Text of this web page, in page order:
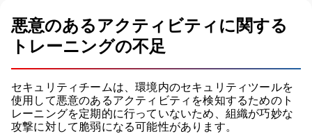
悪意のあるアクティビティに関する
トレーニングの不足
セキュリティチームは、環境内のセキュリティツールを
使用して悪意のあるアクティビティを検知するためのト
レーニングを定期的に行っていないため、組織が巧妙な
攻撃に対して脆弱になる可能性があります。